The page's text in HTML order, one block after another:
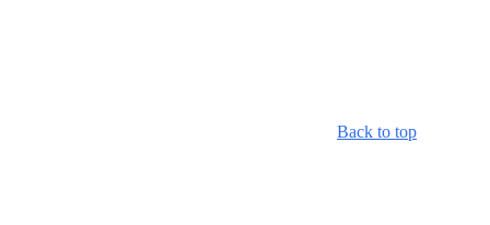
Back to top